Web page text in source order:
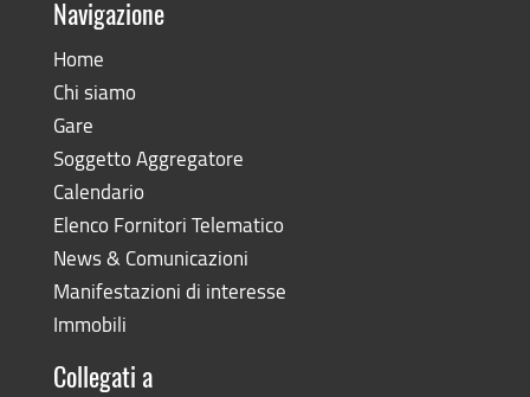
Navigazione
Home
Chi siamo
Gare
Soggetto Aggregatore
Calendario
Elenco Fornitori Telematico
News & Comunicazioni
Manifestazioni di interesse
Immobili
Collegati a